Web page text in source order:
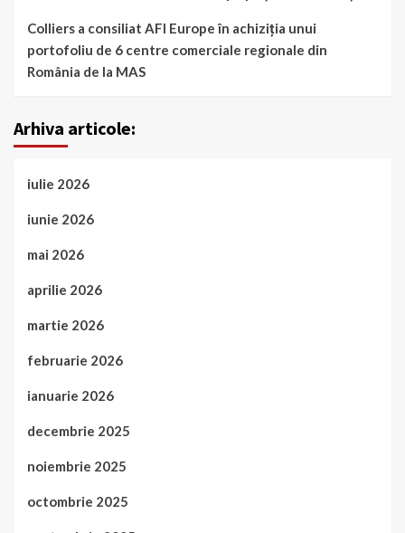
Colliers a consiliat AFI Europe în achiziția unui
portofoliu de 6 centre comerciale regionale din
România de la MAS
Arhiva articole:
iulie 2026
iunie 2026
mai 2026
aprilie 2026
martie 2026
februarie 2026
ianuarie 2026
decembrie 2025
noiembrie 2025
octombrie 2025